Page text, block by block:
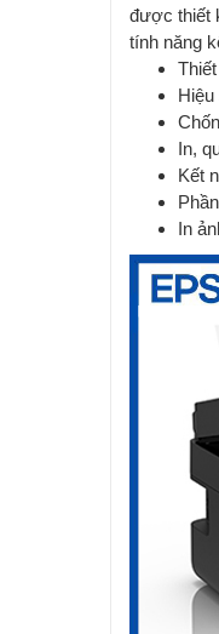
được thiết
tính năng
In,
Kết
In